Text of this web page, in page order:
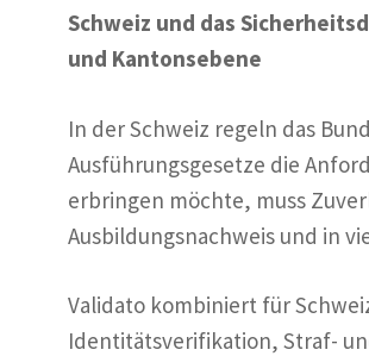
Schweiz und das
und Kantonsebene
In der Schweiz regeln das
Ausführungsgesetze die
erbringen möchte, muss
Ausbildungsnachweis und in
Validato kombiniert für
Identitätsverifikation, Straf-